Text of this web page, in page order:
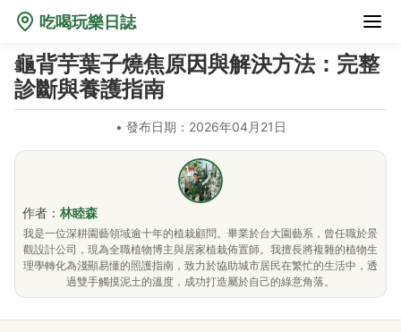
吃喝玩樂日誌
龜背芋葉子燒焦原因與解決方法：完整
診斷與養護指南
• 發布日期：2026年04月21日
作者： 林睦森
我是一位深耕園藝領域逾十年的植栽顧問。畢業於台大園藝系，曾任職於景
觀設計公司，現為全職植物博主與居家植栽佈置師。我擅長將複雜的植物生
理學轉化為淺顯易懂的照護指南，致力於協助城市居民在繁忙的生活中，透
過雙手觸摸泥土的溫度，成功打造屬於自己的綠意角落。